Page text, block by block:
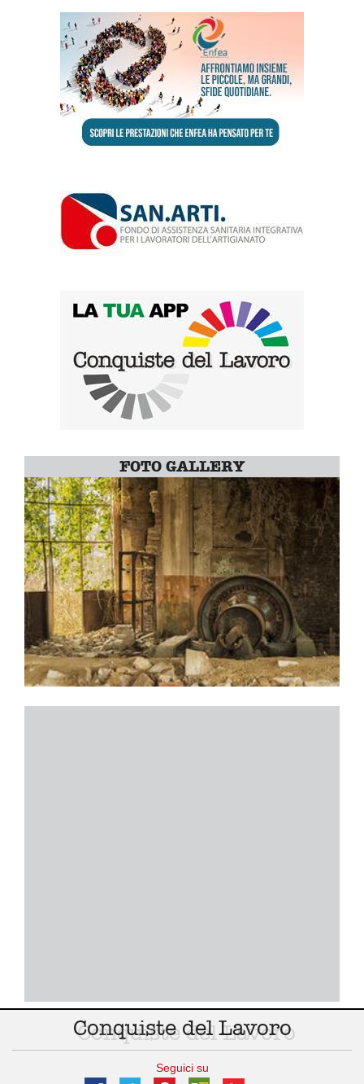
FOTO GALLERY
Conquiste del Lavoro
Seguici su